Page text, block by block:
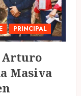
PRINCIPAL
Arturo
Masiva